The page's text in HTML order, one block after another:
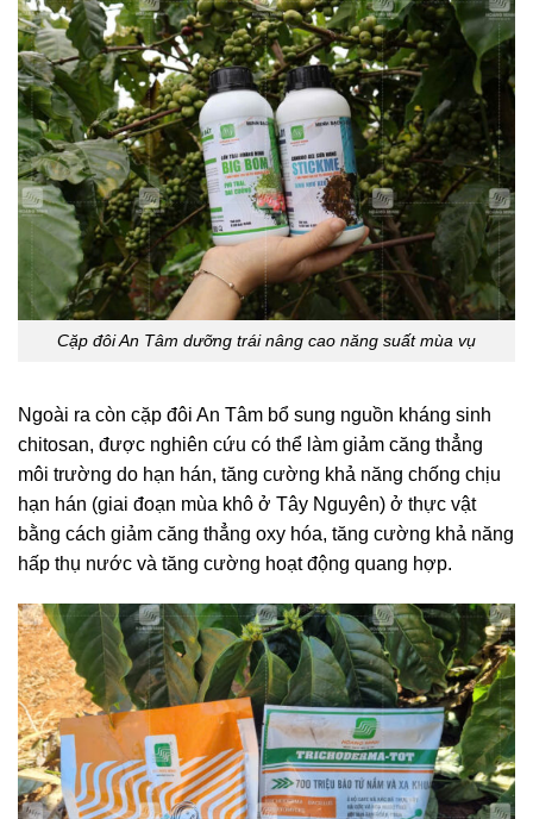
Cặp đôi An Tâm dưỡng trái nâng cao năng suất mùa vụ
Ngoài ra còn cặp đôi An Tâm bổ sung nguồn kháng sinh
chitosan, được nghiên cứu có thể làm giảm căng thẳng
môi trường do hạn hán, tăng cường khả năng chống chịu
hạn hán (giai đoạn mùa khô ở Tây Nguyên) ở thực vật
bằng cách giảm căng thẳng oxy hóa, tăng cường khả năng
hấp thụ nước và tăng cường hoạt động quang hợp.